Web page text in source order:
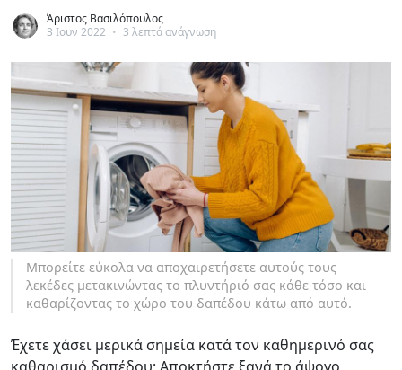
Άριστος Βασιλόπουλος
3 Ιουν 2022 • 3 λεπτά ανάγνωση
Μπορείτε εύκολα να αποχαιρετήσετε αυτούς τους
λεκέδες μετακινώντας το πλυντήριό σας κάθε τόσο και
καθαρίζοντας το χώρο του δαπέδου κάτω από αυτό.
Έχετε χάσει μερικά σημεία κατά τον καθημερινό σας